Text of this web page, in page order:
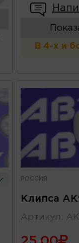
В 4-х и
РОССИЯ
Клипса
Артикул :